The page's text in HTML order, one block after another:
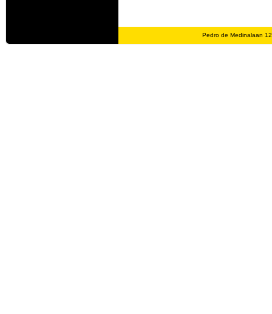
Pedro de Medinalaan